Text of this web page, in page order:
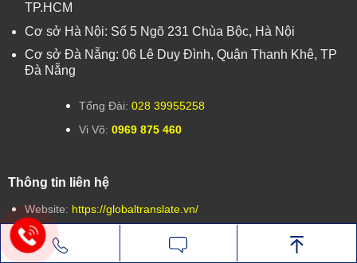
TP.HCM
Cơ sở Hà Nội: Số 5 Ngõ 231 Chùa Bộc, Hà Nội
Cơ sở Đà Nẵng: 06 Lê Duy Đình, Quận Thanh Khê, TP
Đà Nẵng
Tổng Đài:028 39955258
Vi Võ:0969 875 460
Thông tin liên hệ
Website: https://globaltranslate.vn/
Email: info@visaglobal.com.vn